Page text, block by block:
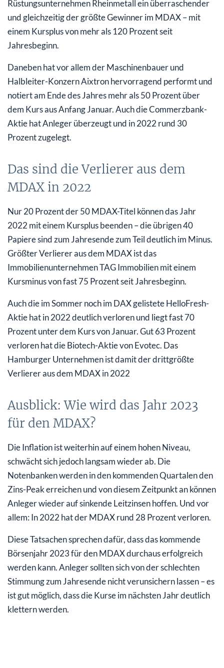
Rüstungsunternehmen Rheinmetall ein überraschender
und gleichzeitig der größte Gewinner im MDAX – mit
einem Kursplus von mehr als 120 Prozent seit
Jahresbeginn.
Daneben hat vor allem der Maschinenbauer und
Halbleiter-Konzern Aixtron hervorragend performt und
notiert am Ende des Jahres mehr als 50 Prozent über
dem Kurs aus Anfang Januar. Auch die Commerzbank-
Aktie hat Anleger überzeugt und in 2022 rund 30
Prozent zugelegt.
Das sind die Verlierer aus dem
MDAX in 2022
Nur 20 Prozent der 50 MDAX-Titel können das Jahr
2022 mit einem Kursplus beenden – die übrigen 40
Papiere sind zum Jahresende zum Teil deutlich im Minus.
Größter Verlierer aus dem MDAX ist das
Immobilienunternehmen TAG Immobilien mit einem
Kursminus von fast 75 Prozent seit Jahresbeginn.
Auch die im Sommer noch im DAX gelistete HelloFresh-
Aktie hat in 2022 deutlich verloren und liegt fast 70
Prozent unter dem Kurs von Januar. Gut 63 Prozent
verloren hat die Biotech-Aktie von Evotec. Das
Hamburger Unternehmen ist damit der drittgrößte
Verlierer aus dem MDAX in 2022
Ausblick: Wie wird das Jahr 2023
für den MDAX?
Die Inflation ist weiterhin auf einem hohen Niveau,
schwächt sich jedoch langsam wieder ab. Die
Notenbanken werden in den kommenden Quartalen den
Zins-Peak erreichen und von diesem Zeitpunkt an können
Anleger wieder auf sinkende Leitzinsen hoffen. Und vor
allem: In 2022 hat der MDAX rund 28 Prozent verloren.
Diese Tatsachen sprechen dafür, dass das kommende
Börsenjahr 2023 für den MDAX durchaus erfolgreich
werden kann. Anleger sollten sich von der schlechten
Stimmung zum Jahresende nicht verunsichern lassen – es
ist gut möglich, dass die Kurse im nächsten Jahr deutlich
klettern werden.